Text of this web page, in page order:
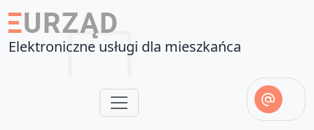
Elektroniczne usługi dla mieszkańca